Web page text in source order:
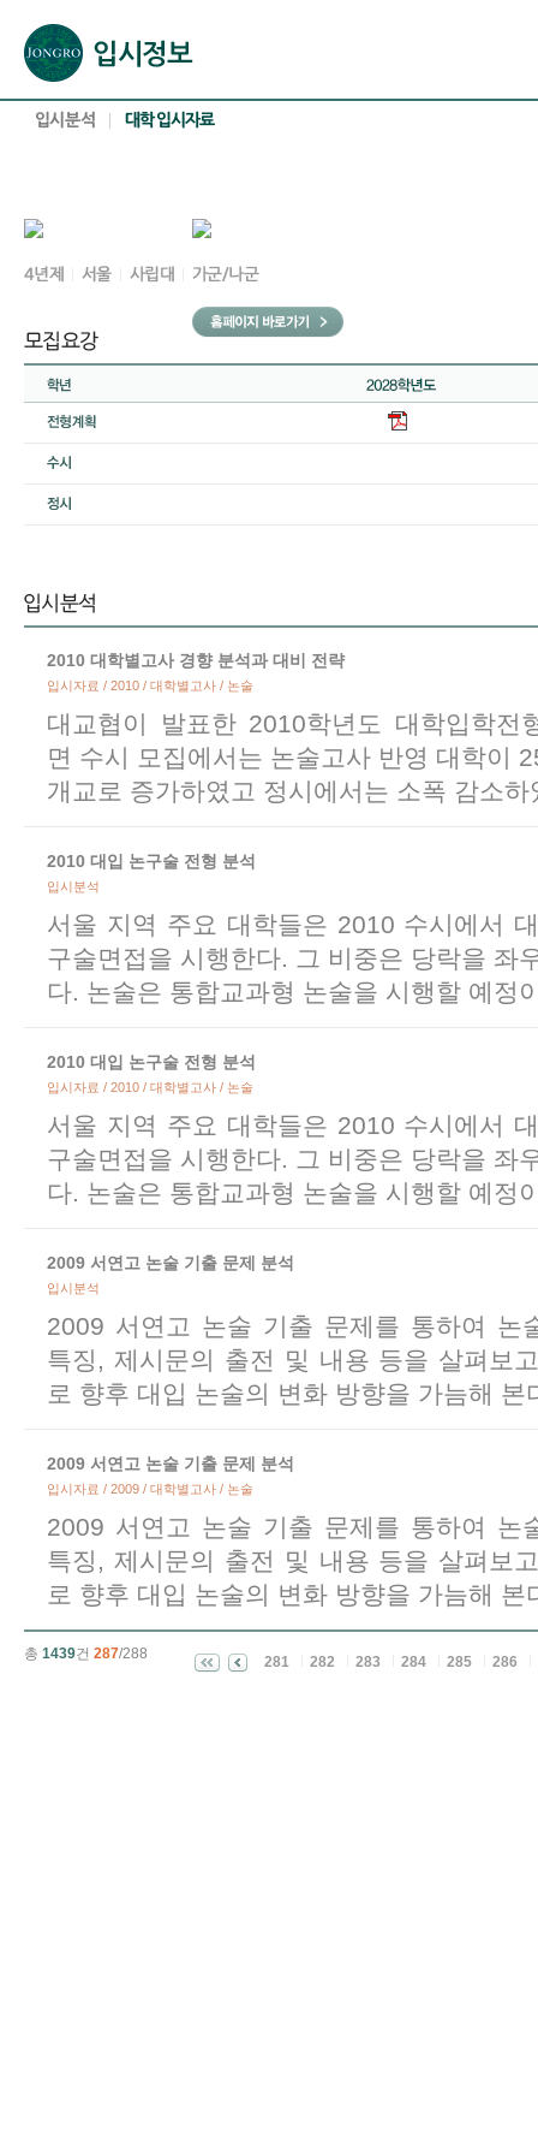
2010 대학별고사 경향 분석과 대비 전략
입시자료 / 2010 / 대학별고사 / 논술
대교협이 발표한 2010학년도 대학입학전
면 수시 모집에서는 논술고사 반영 대학이
개교로 증가하였고 정시에서는 소폭 감소하
2010 대입 논구술 전형 분석
입시분석
서울 지역 주요 대학들은 2010 수시에서
구술면접을 시행한다. 그 비중은 당락을 좌
다. 논술은 통합교과형 논술을 시행할 예정
2010 대입 논구술 전형 분석
입시자료 / 2010 / 대학별고사 / 논술
서울 지역 주요 대학들은 2010 수시에서
구술면접을 시행한다. 그 비중은 당락을 좌
다. 논술은 통합교과형 논술을 시행할 예정
2009 서연고 논술 기출 문제 분석
입시분석
2009 서연고 논술 기출 문제를 통하여 논
특징, 제시문의 출전 및 내용 등을 살펴보
로 향후 대입 논술의 변화 방향을 가늠해 본
2009 서연고 논술 기출 문제 분석
입시자료 / 2009 / 대학별고사 / 논술
2009 서연고 논술 기출 문제를 통하여 논
특징, 제시문의 출전 및 내용 등을 살펴보
로 향후 대입 논술의 변화 방향을 가늠해 본
총 1439건 287/288
281 282 283 284 285 286